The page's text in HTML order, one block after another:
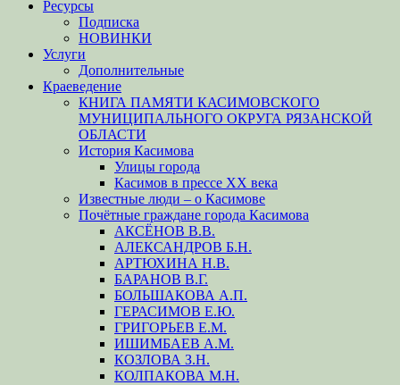
Ресурсы
Подписка
НОВИНКИ
Услуги
Дополнительные
Краеведение
КНИГА ПАМЯТИ КАСИМОВСКОГО
МУНИЦИПАЛЬНОГО ОКРУГА РЯЗАНСКОЙ
ОБЛАСТИ
История Касимова
Улицы города
Касимов в прессе XX века
Известные люди – о Касимове
Почётные граждане города Касимова
АКСЁНОВ В.В.
АЛЕКСАНДРОВ Б.Н.
АРТЮХИНА Н.В.
БАРАНОВ В.Г.
БОЛЬШАКОВА А.П.
ГЕРАСИМОВ Е.Ю.
ГРИГОРЬЕВ Е.М.
ИШИМБАЕВ А.М.
КОЗЛОВА З.Н.
КОЛПАКОВА М.Н.